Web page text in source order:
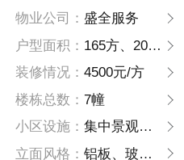
物业公司：盛全服务
户型面积： 165方、205方、214方、315方、330方
装修情况：4500元/方
楼栋总数：7幢
小区设施：集中景观水系、健身活动场地、文化活动 场地
立面风格：铝板、玻璃、涂料